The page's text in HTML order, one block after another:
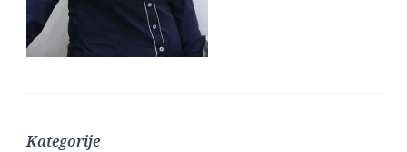
Kategorije